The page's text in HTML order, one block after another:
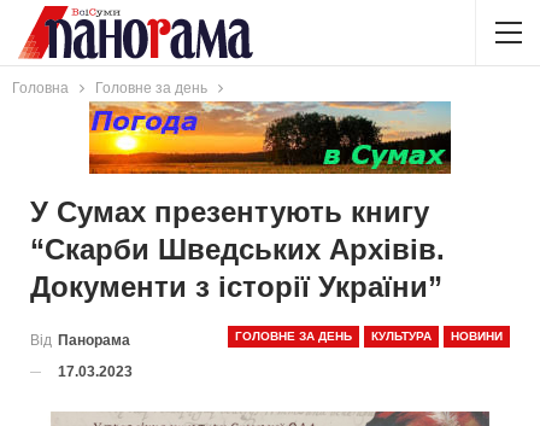
Головна Головне за день
У Сумах презентують книгу
“Скарби Шведських Архівів.
Документи з історії України”
ГОЛОВНЕ ЗА ДЕНЬ КУЛЬТУРА НОВИНИ
Від Панорама
17.03.2023